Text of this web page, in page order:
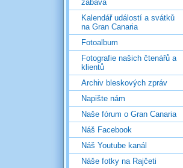
zábava
Kalendář událostí a svátků
na Gran Canaria
Fotoalbum
Fotografie našich čtenářů a
klientů
Archiv bleskových zpráv
Napište nám
Naše fórum o Gran Canaria
Náš Facebook
Náš Youtube kanál
Náše fotky na Rajčeti